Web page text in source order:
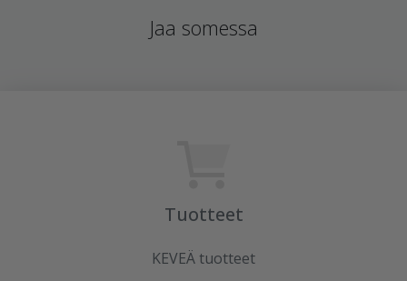
Jaa somessa
Tuotteet
KEVEÄ tuotteet